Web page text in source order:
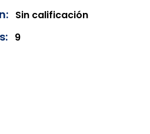
Sin calificación
9